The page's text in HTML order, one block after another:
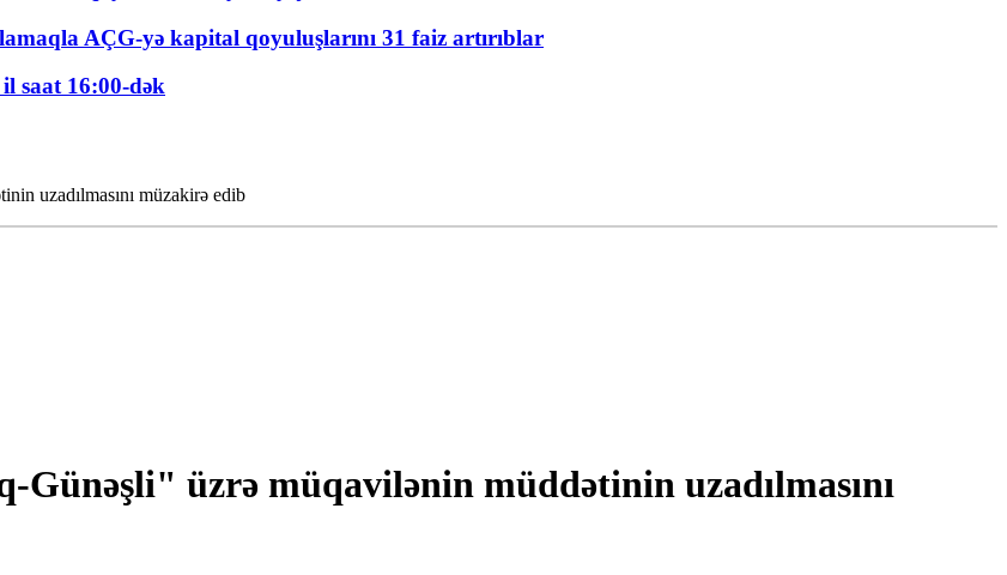
AÇG-yə kapital qoyuluşlarını 31 faiz artırıblar
saat 16:00-dək
uzadılmasını müzakirə edib
üzrə müqavilənin müddətinin uzadılmasını